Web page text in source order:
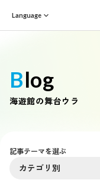
Language
Blog
海遊館の舞台ウラ
記事テーマを選ぶ
カテゴリ別